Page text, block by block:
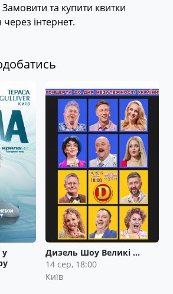
та купити квитки
інтернет.
у
Дизель Шоу Великі …
14 сер, 18:00
Київ